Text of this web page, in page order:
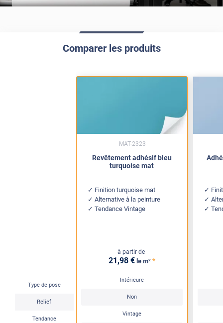
Comparer les produits
Type de pose
Relief
Tendance
Revêtement adhésif bleu
turquoise mat
Finition turquoise mat
Alternative à la peinture
Tendance Vintage
à partir de
21 ,98 € le m² *
Intérieure
Non
Vintage
MAT-2323